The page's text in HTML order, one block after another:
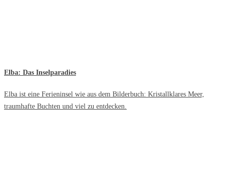
Elba: Das Inselparadies
Elba ist eine Ferieninsel wie aus dem Bilderbuch: Kristallklares Meer,
traumhafte Buchten und viel zu entdecken.